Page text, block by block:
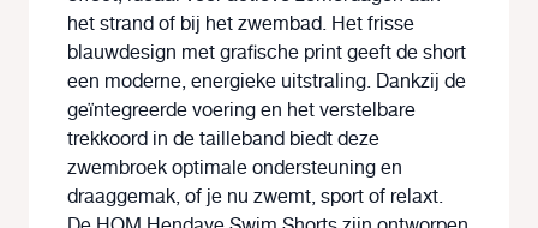
het strand of bij het zwembad. Het frisse
blauwdesign met grafische print geeft de short
een moderne, energieke uitstraling. Dankzij de
geïntegreerde voering en het verstelbare
trekkoord in de tailleband biedt deze
zwembroek optimale ondersteuning en
draaggemak, of je nu zwemt, sport of relaxt.